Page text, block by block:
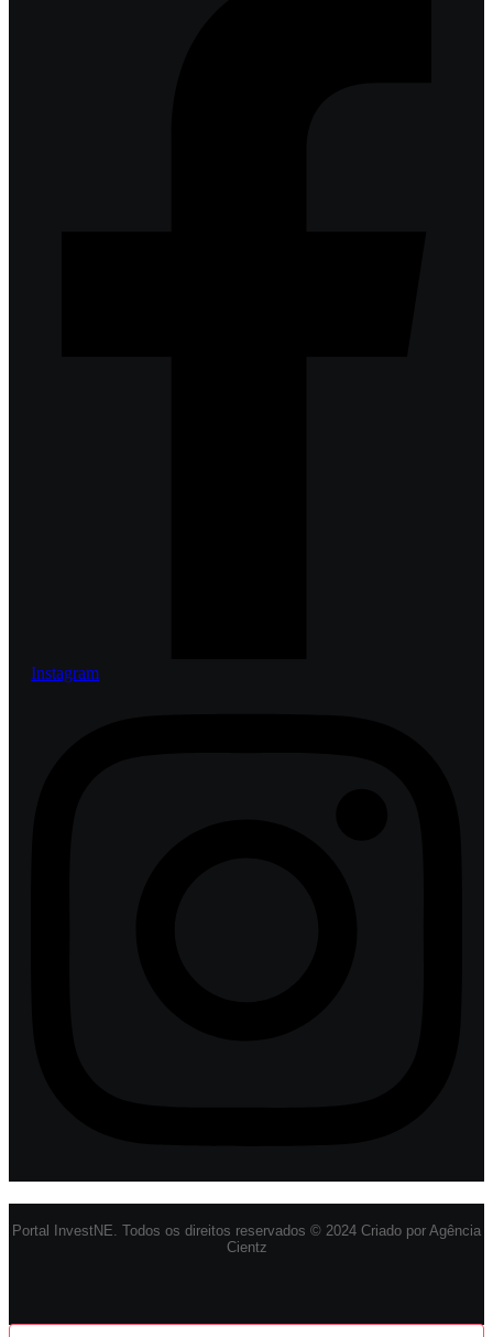
Instagram
Portal InvestNE. Todos os direitos reservados © 2024 Criado por Agência
Cientz